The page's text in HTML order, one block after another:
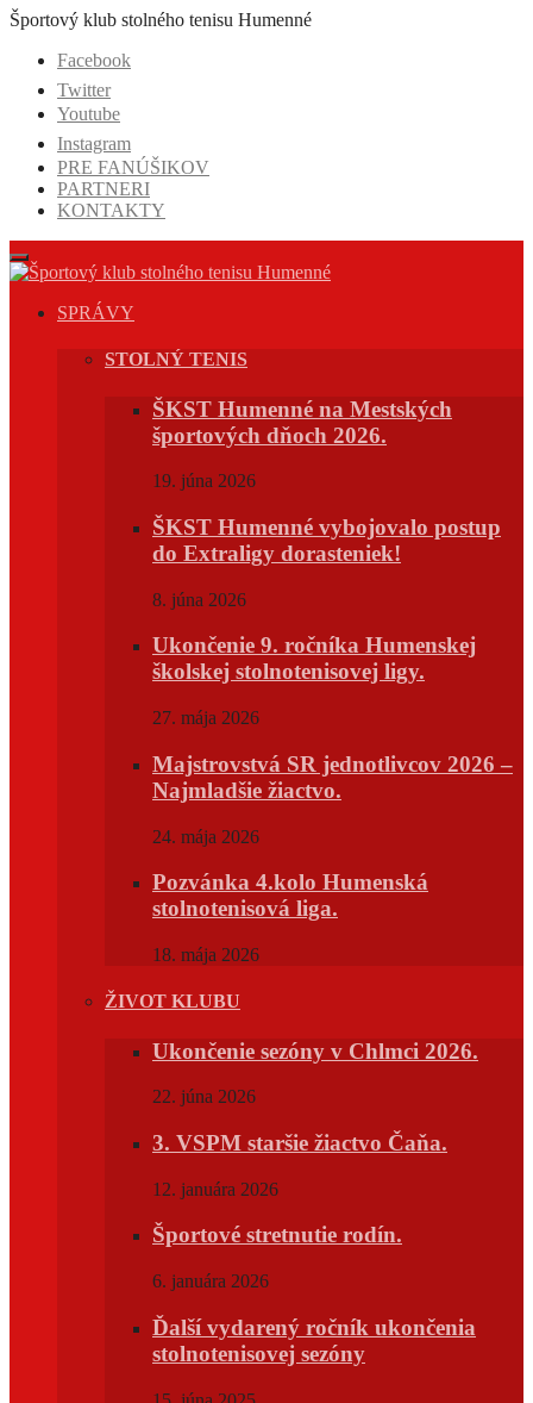
Prejsť
obsah
Športový klub stolného tenisu Humenné
Facebook
Twitter
Youtube
Instagram
PRE FANÚŠIKOV
PARTNERI
KONTAKTY
SPRÁVY
STOLNÝ TENIS
ŠKST Humenné na Mestských
športových dňoch 2026.
19. júna 2026
ŠKST Humenné vybojovalo postup
do Extraligy dorasteniek!
8. júna 2026
Ukončenie 9. ročníka Humenskej
školskej stolnotenisovej ligy.
27. mája 2026
Majstrovstvá SR jednotlivcov 2026 –
Najmladšie žiactvo.
24. mája 2026
Pozvánka 4.kolo Humenská
stolnotenisová liga.
18. mája 2026
ŽIVOT KLUBU
Ukončenie sezóny v Chlmci 2026.
22. júna 2026
3. VSPM staršie žiactvo Čaňa.
12. januára 2026
Športové stretnutie rodín.
6. januára 2026
Ďalší vydarený ročník ukončenia
stolnotenisovej sezóny